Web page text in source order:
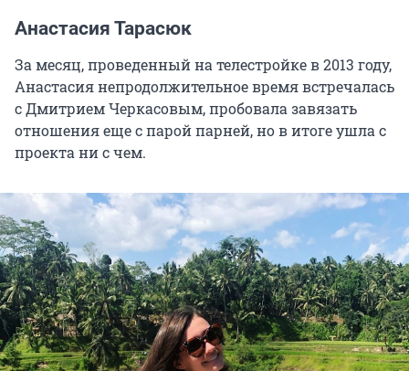
Анастасия Тарасюк
За месяц, проведенный на телестройке в 2013 году,
Анастасия непродолжительное время встречалась
с Дмитрием Черкасовым, пробовала завязать
отношения еще с парой парней, но в итоге ушла с
проекта ни с чем.